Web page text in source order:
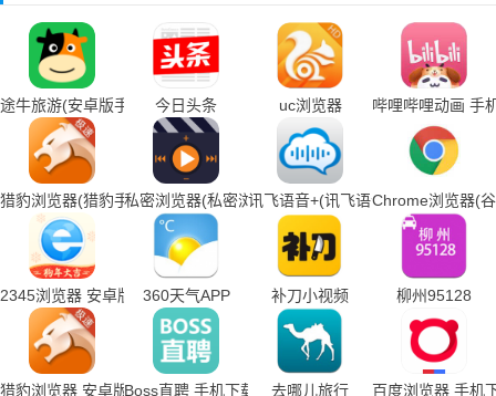
途牛旅游(安卓版手机下载)今日头条 uc浏览器 哔哩哔哩动画 手
猎豹浏览器(猎豹手机浏览器下载)私密浏览器(私密浏览器手机下载)讯飞语音+(讯飞语音输入法手机下
Chrome浏览器(
2345浏览器 安卓版 360天气APP 补刀小视频 柳州95128
猎豹浏览器 安卓版Boss直聘 手机下载 去哪儿旅行 百度浏览器 手机